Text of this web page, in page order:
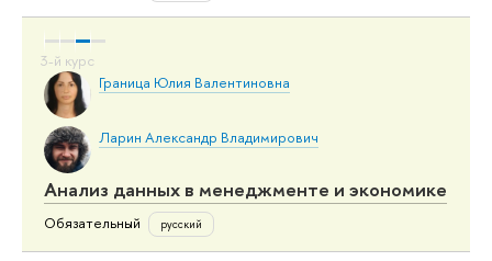
Граница Юлия Валентиновна
Ларин Александр Владимирович
Анализ данных в менеджменте и экономике
Обязательный русский